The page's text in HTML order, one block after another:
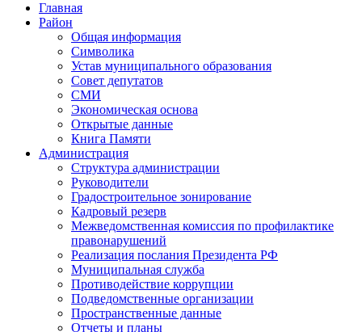
Главная
Район
Общая информация
Символика
Устав муниципального образования
Совет депутатов
СМИ
Экономическая основа
Открытые данные
Книга Памяти
Администрация
Структура администрации
Руководители
Градостроительное зонирование
Кадровый резерв
Межведомственная комиссия по профилактике
правонарушений
Реализация послания Президента РФ
Муниципальная служба
Противодействие коррупции
Подведомственные организации
Пространственные данные
Отчеты и планы